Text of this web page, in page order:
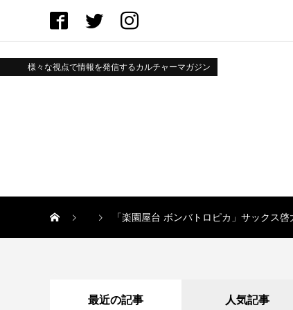
様々な視点で情報を発信するカルチャーマガジン
「楽園屋台 ボンバトロピカ」サックス
最近の記事 人気記事